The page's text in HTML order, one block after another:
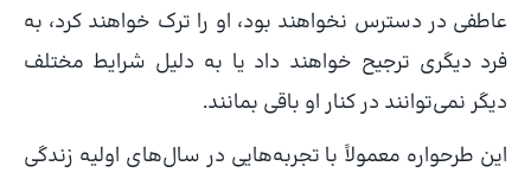
عاطفی در دسترس نخواهند بود، او را ترک خواهند کرد، به
فرد دیگری ترجیح خواهند داد یا به دلیل شرایط مختلف
دیگر نمی‌توانند در کنار او باقی بمانند.
این طرحواره معمولاً با تجربه‌هایی در سال‌های اولیه زندگی